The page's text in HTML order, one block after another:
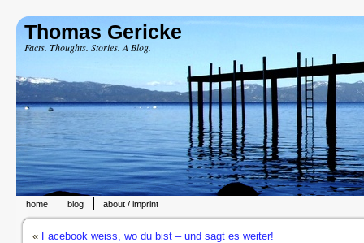
Thomas Gericke
Facts. Thoughts. Stories. A Blog.
home blog about / imprint
« Facebook weiss, wo du bist – und sagt es weiter!